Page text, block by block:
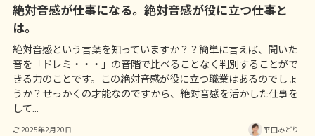
絶対音感が仕事になる。絶対音感が役に立つ仕事と
は。
絶対音感という言葉を知っていますか？？簡単に言えば、聞いた
音を「ドレミ・・・」の音階で比べることなく判別することがで
きる力のことです。この絶対音感が役に立つ職業はあるのでしょ
うか？せっかくの才能なのですから、絶対音感を活かした仕事を
して...
2025年2月20日 平田みどり